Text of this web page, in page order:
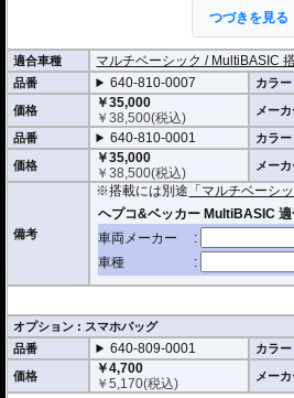
グ「Royster」C-Bow用と統一されたデザイン
・ソフトバッグでありながら型くずれを起こ
を誇り、高速走行でも安心してご利用いただ
0km/h)。
・防水仕様 : 高い防水性を誇るロールクロー
ッグを装備。 (完全防水を保証するものではあ
・サイドにあしらわれたトライアングルデザイ
ー仕様
・バッグの開閉ロックやバッグの車体へのロ
ションの使用が可能。
・オプションにスマホバッグを用意。バッグに
スマホをナビとして利用する際に大変便利です
・容量 6-9L (可変)
・サイズ H x W x D : 約17-24 x 26 x 33 cm
・重さ 0.6kg
つづきを見る
適合車種 マルチベーシック / MultiBASIC
品番 640-810-0007 カラー
価格
￥35,000
￥38,500(税込) メー
品番 640-810-0001 カラー
価格
￥35,000
￥38,500(税込) メー
備考
※搭載には別途 「マルチベーシ
オプション : スマホバッグ
品番
640-809-0001 カラー
価格
￥4,700
￥5,170(税込) メー